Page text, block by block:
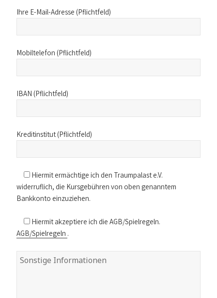
Ihre E-Mail-Adresse (Pflichtfeld)
Mobiltelefon (Pflichtfeld)
IBAN (Pflichtfeld)
Kreditinstitut (Pflichtfeld)
Hiermit ermächtige ich den Traumpalast e.V.
widerruflich, die Kursgebühren von oben genanntem
Bankkonto einzuziehen.
Hiermit akzeptiere ich die AGB/Spielregeln.
AGB/Spielregeln .